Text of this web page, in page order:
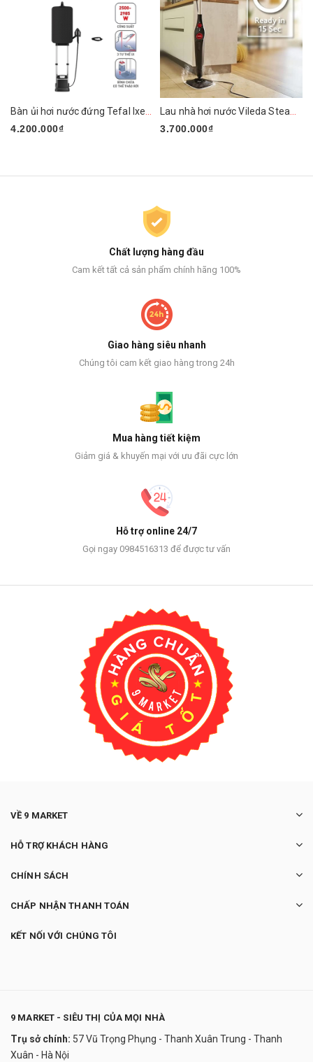
4.200.000₫
3.700.000₫
Chất lượng hàng đầu
Cam kết tất cả sản phẩm chính hãng 100%
Giao hàng siêu nhanh
Chúng tôi cam kết giao hàng trong 24h
Mua hàng tiết kiệm
Giảm giá & khuyến mại với ưu đãi cực lớn
Hỗ trợ online 24/7
Gọi ngay 0984516313 để được tư vấn
VỀ 9 MARKET
HỖ TRỢ KHÁCH HÀNG
CHÍNH SÁCH
CHẤP NHẬN THANH TOÁN
KẾT NỐI VỚI CHÚNG TÔI
9 MARKET - SIÊU THỊ CỦA MỌI NHÀ
Trụ sở chính: 57 Vũ Trọng Phụng - Thanh Xuân Trung - Thanh
Xuân - Hà Nội